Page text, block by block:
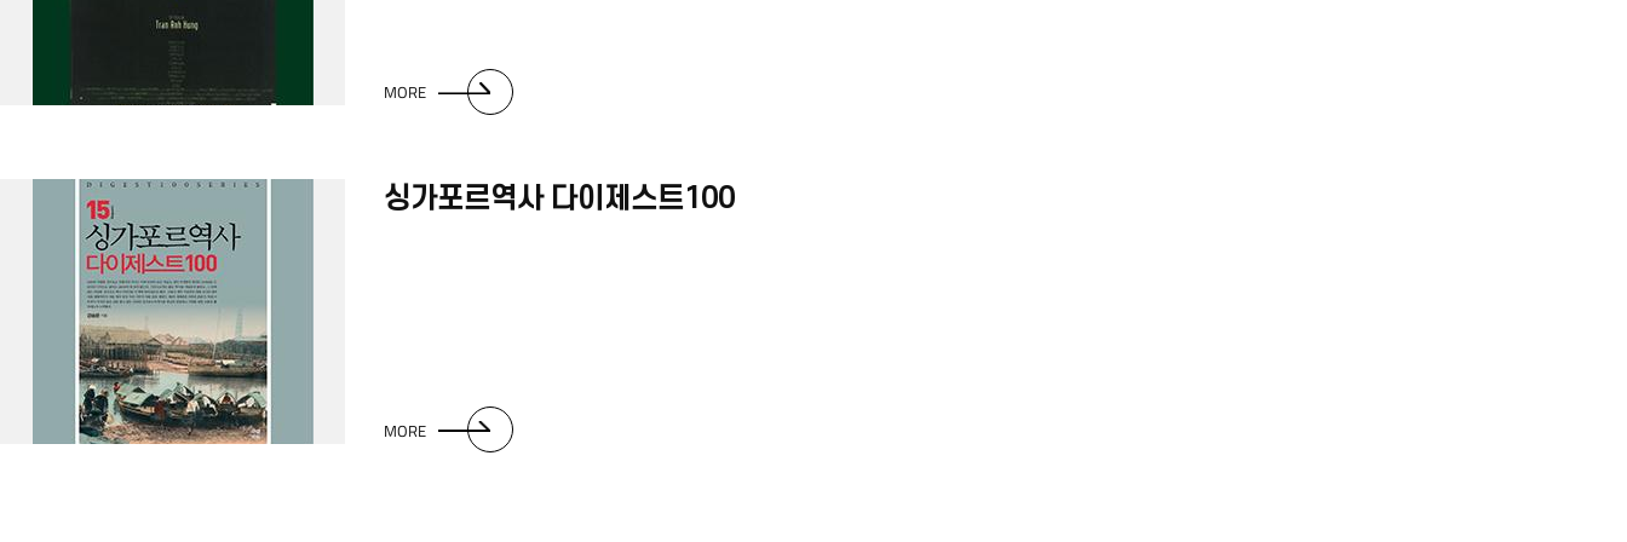
MORE
싱가포르역사 다이제스트100
MORE